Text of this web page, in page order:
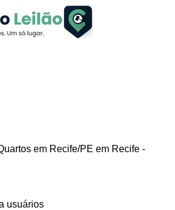
em Recife/PE em Recife -
usuários